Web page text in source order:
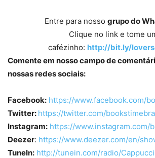
Entre para nosso grupo do
Clique no link e tome
cafézinho: http://bit.ly/
Comente em nosso campo de
nossas redes sociais:
Facebook: https://www.facebook.com/
Twitter: https://twitter.com/
Instagram: https://www.instagram.com/
Deezer: https://www.deezer.com/en/
TuneIn: http://tunein.com/radio/